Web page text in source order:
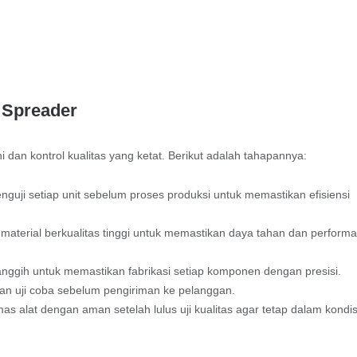
kontrol kualitas yang ketat. Berikut adalah tahapannya:
setiap unit sebelum proses produksi untuk memastikan efisiensi
berkualitas tinggi untuk memastikan daya tahan dan performa
untuk memastikan fabrikasi setiap komponen dengan presisi.
uji coba sebelum pengiriman ke pelanggan.
alat dengan aman setelah lulus uji kualitas agar tetap dalam